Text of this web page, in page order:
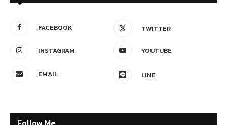
FACEBOOK TWITTER
INSTAGRAM YOUTUBE
EMAIL LINE